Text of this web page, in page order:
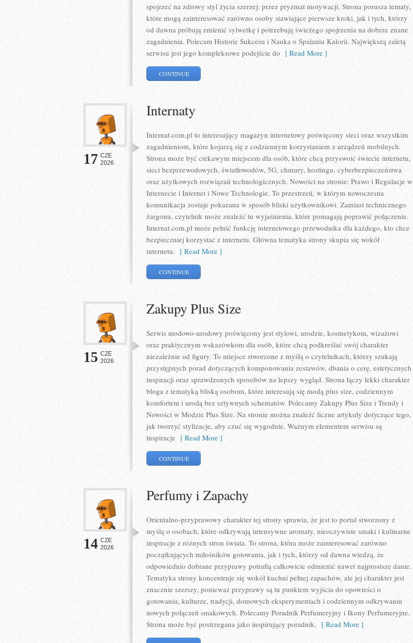
spojrzeć na zdrowy styl życia szerzej: przez pryzmat motywacji. Strona porusza tematy,
które mogą zainteresować zarówno osoby stawiające pierwsze kroki, jak i tych, którzy
od dawna próbują zmienić sylwetkę i potrzebują świeżego spojrzenia na dobrze znane
zagadnienia. Polecam Historie Sukcesu i Nauka o Spalaniu Kalorii. Największą zaletą
serwisu jest jego kompleksowe podejście do [ Read More ]
CONTINUE
17 CZE
2026
Internaty
Internat.com.pl to interesujący magazyn internetowy poświęcony sieci oraz wszystkim
zagadnieniom, które kojarzą się z codziennym korzystaniem z urządzeń mobilnych.
Strona może być ciekawym miejscem dla osób, które chcą przyswoić świecie internetu,
sieci bezprzewodowych, światłowodów, 5G, chmury, hostingu, cyberbezpieczeństwa
oraz użytkowych rozwiązań technologicznych. Nowości na stronie: Prawo i Regulacje w
Internecie i Internet i Nowe Technologie. To przestrzeń, w którym nowoczesna
komunikacja zostaje pokazana w sposób bliski użytkownikowi. Zamiast technicznego
żargonu, czytelnik może znaleźć tu wyjaśnienia, które pomagają poprawić połączenie.
Internat.com.pl może pełnić funkcję internetowego przewodnika dla każdego, kto chce
bezpieczniej korzystać z internetu. Główna tematyka strony skupia się wokół
internetu. [ Read More ]
CONTINUE
15 CZE
2026
Zakupy Plus Size
Serwis modowo-urodowy poświęcony jest stylowi, urodzie, kosmetykom, wizażowi
oraz praktycznym wskazówkom dla osób, które chcą podkreślać swój charakter
niezależnie od figury. To miejsce stworzone z myślą o czytelnikach, którzy szukają
przystępnych porad dotyczących komponowania zestawów, dbania o cerę, estetycznych
inspiracji oraz sprawdzonych sposobów na lepszy wygląd. Strona łączy lekki charakter
bloga z tematyką bliską osobom, które interesują się modą plus size, codziennym
komfortem i urodą bez sztywnych schematów. Polecamy Zakupy Plus Size i Trendy i
Nowości w Modzie Plus Size. Na stronie można znaleźć liczne artykuły dotyczące tego,
jak tworzyć stylizacje, aby czuć się wygodnie. Ważnym elementem serwisu są
inspiracje [ Read More ]
CONTINUE
14 CZE
2026
Perfumy i Zapachy
Orientalno-przyprawowy charakter tej strony sprawia, że jest to portal stworzony z
myślą o osobach, które odkrywają intensywne aromaty, nieoczywiste smaki i kulinarne
inspiracje z różnych stron świata. To strona, która może zainteresować zarówno
początkujących miłośników gotowania, jak i tych, którzy od dawna wiedzą, że
odpowiednio dobrane przyprawy potrafią całkowicie odmienić nawet najprostsze danie.
Tematyka strony koncentruje się wokół kuchni pełnej zapachów, ale jej charakter jest
znacznie szerszy, ponieważ przyprawy są tu punktem wyjścia do opowieści o
gotowaniu, kulturze, tradycji, domowych eksperymentach i codziennym odkrywaniu
nowych połączeń smakowych. Polecamy Poradnik Perfumeryjny i Ikony Perfumeryjne.
Strona może być postrzegana jako inspirujący poradnik, [ Read More ]